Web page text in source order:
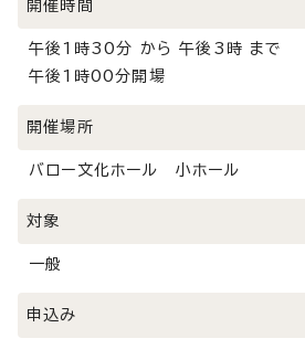
開催時間
午後1時30分 から 午後3時 まで
午後1時00分開場
開催場所
バロー文化ホール 小ホール
対象
一般
申込み